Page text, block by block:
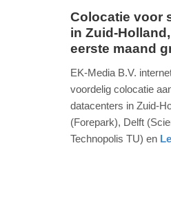
vrijdag,
3.
Update:
Colocatie voor
in Zuid-
eerste maand
EK-Media B.V.
voordelig colocatie
datacenters in Zuid-
(Forepark), Delft
Technopolis TU) en